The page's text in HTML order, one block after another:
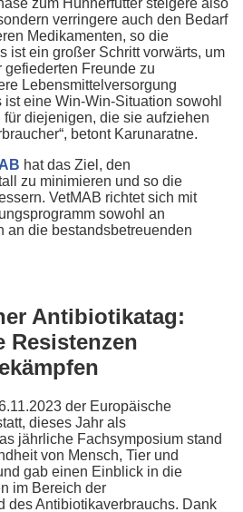
verringere auch den Bedarf
Medikamenten, so die
ist ein großer Schritt vorwärts, um
Freunde zu
Lebensmittelversorgung
eine Win-Win-Situation sowohl
diejenigen, die sie aufziehen
betont Karunaratne.
hat das Ziel, den
zu minimieren und so die
VetMAB richtet sich mit
sowohl an
an die bestandsbetreuenden
Antibiotikatag:
Resistenzen
der Europäische
dieses Jahr als
jährliche Fachsymposium stand
von Mensch, Tier und
gab einen Einblick in die
im Bereich der
des Antibiotikaverbrauchs. Dank